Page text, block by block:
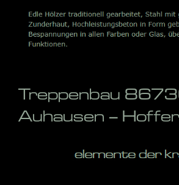
Treppenbau
Auhausen –